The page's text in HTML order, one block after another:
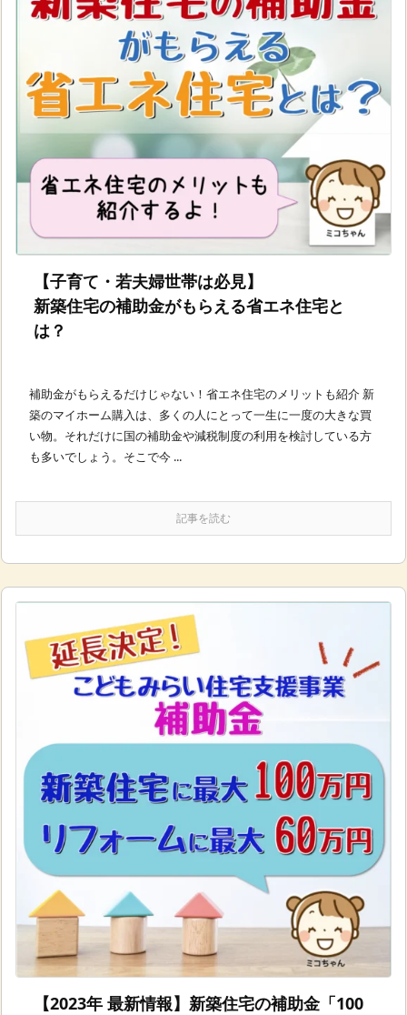
【子育て・若夫婦世帯は必見】
新築住宅の補助金がもらえる省エネ住宅と
は？
補助金がもらえるだけじゃない！省エネ住宅のメリットも紹介 新
築のマイホーム購入は、多くの人にとって一生に一度の大きな買
い物。それだけに国の補助金や減税制度の利用を検討している方
も多いでしょう。そこで今 ...
記事を読む
【2023年 最新情報】新築住宅の補助金「100